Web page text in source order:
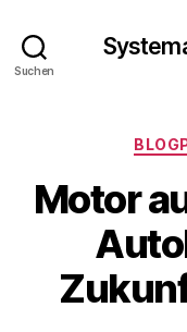
Suchen
Motor